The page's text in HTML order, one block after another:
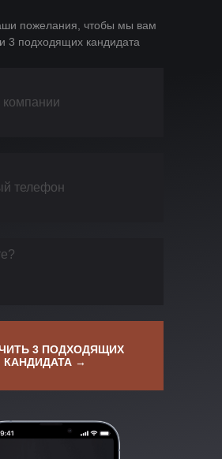
3 ПОДХОДЯЩИХ
КАНДИДАТА →
пожелания, чтобы мы вам
3 подходящих кандидата